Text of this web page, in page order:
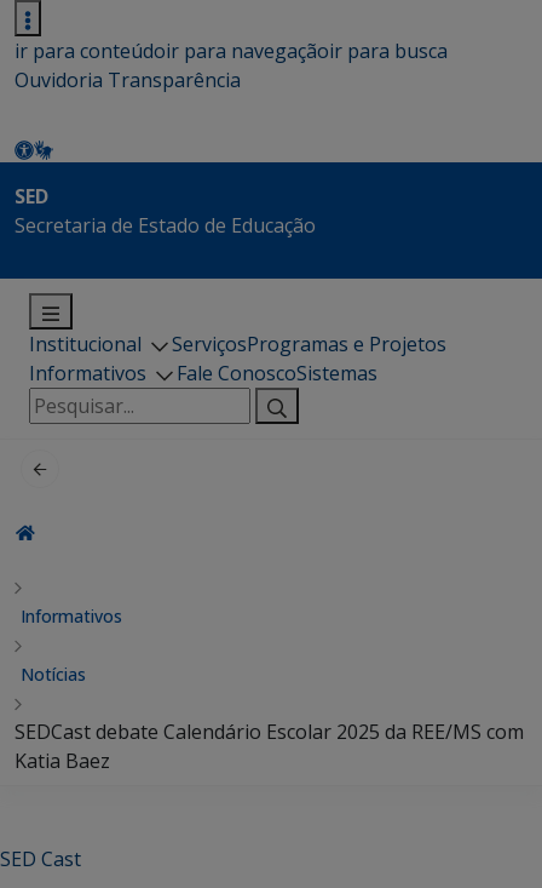
ir para conteúdoir para navegaçãoir para busca
Ouvidoria Transparência
SED
Secretaria de Estado de Educação
Institucional ServiçosProgramas e Projetos
Informativos
Fale ConoscoSistemas
Pesquisar
por:
Informativos
Notícias
SEDCast debate Calendário Escolar 2025 da REE/MS com
Katia Baez
SED Cast